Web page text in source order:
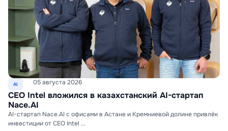
AI 05 августа 2026
CEO Intel вложился в казахстанский AI-стартап
Nace.AI
AI-стартап Nace.AI с офисами в Астане и Кремниевой долине привлёк
инвестиции от CEO Intel ...